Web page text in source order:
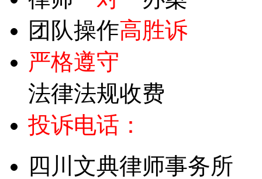
团队操作高胜诉
严格遵守
法律法规收费
投诉电话：
四川文典律师事务所